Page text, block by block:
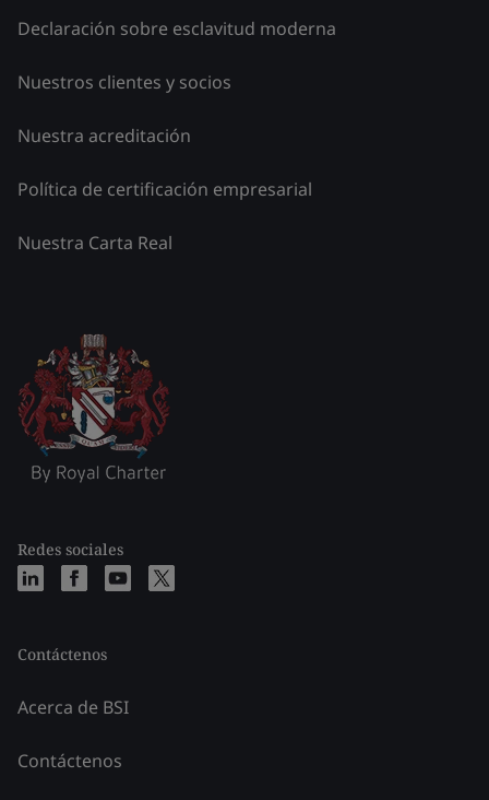
Declaración sobre esclavitud moderna
Nuestros clientes y socios
Nuestra acreditación
Política de certificación empresarial
Nuestra Carta Real
Redes sociales
Contáctenos
Acerca de BSI
Contáctenos